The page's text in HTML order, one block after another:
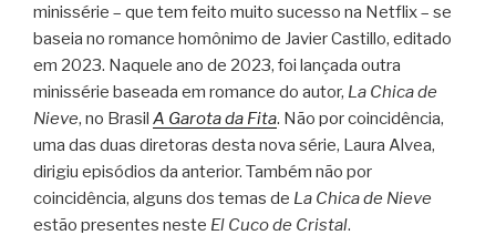
minissérie – que tem feito muito sucesso na Netflix – se
baseia no romance homônimo de Javier Castillo, editado
em 2023. Naquele ano de 2023, foi lançada outra
minissérie baseada em romance do autor, La Chica de
Nieve, no Brasil A Garota da Fita. Não por coincidência,
uma das duas diretoras desta nova série, Laura Alvea,
dirigiu episódios da anterior. Também não por
coincidência, alguns dos temas de La Chica de Nieve
estão presentes neste El Cuco de Cristal.